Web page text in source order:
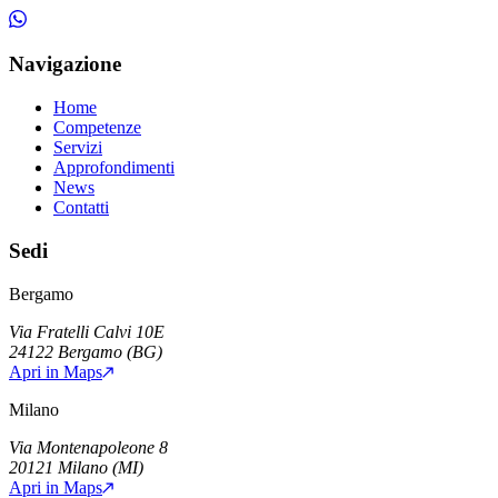
Navigazione
Home
Competenze
Servizi
Approfondimenti
News
Contatti
Sedi
Bergamo
Via Fratelli Calvi 10E
24122 Bergamo (BG)
Apri in Maps
Milano
Via Montenapoleone 8
20121 Milano (MI)
Apri in Maps